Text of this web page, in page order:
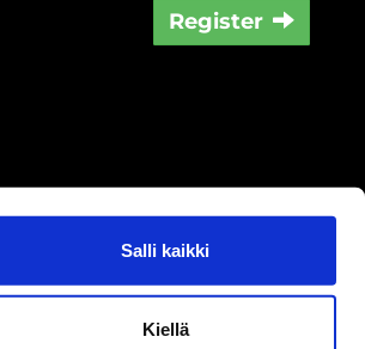
Salli kaikki
Kiellä
Register